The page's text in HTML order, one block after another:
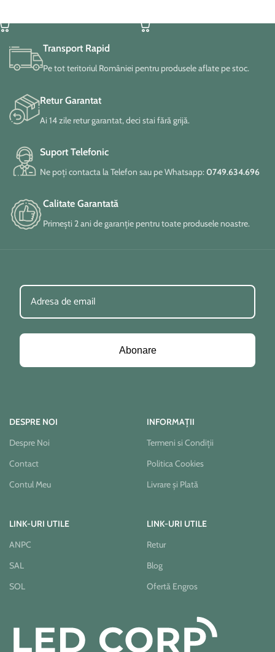
Transport Rapid
Pe tot teritoriul României pentru produsele aflate pe stoc.
Retur Garantat
Ai 14 zile retur garantat, deci stai fără grijă.
Suport Telefonic
Ne poți contacta la Telefon sau pe Whatsapp:0749.634.696
Calitate Garantată
Primești 2 ani de garanție pentru toate produsele noastre.
Abonare
DESPRE NOI
Despre Noi
Contact
Contul Meu
INFORMAȚII
Termeni si Condiții
Politica Cookies
Livrare și Plată
LINK-URI UTILE
ANPC
SAL
SOL
LINK-URI UTILE
Retur
Blog
Ofertă Engros